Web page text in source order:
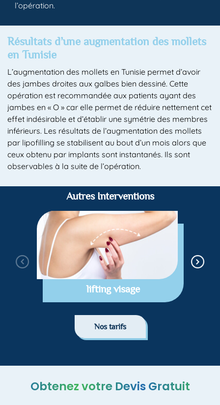
l’opération.
Résultats d’une augmentation des mollets
en Tunisie
L’augmentation des mollets en Tunisie permet d’avoir
des jambes droites aux galbes bien dessiné. Cette
opération est recommandée aux patients ayant des
jambes en « O » car elle permet de réduire nettement cet
effet indésirable et d’établir une symétrie des membres
inférieurs. Les résultats de l’augmentation des mollets
par lipofilling se stabilisent au bout d’un mois alors que
ceux obtenu par implants sont instantanés. Ils sont
observables à la suite de l’opération.
Autres Interventions
lifting visage
Nos tarifs
Obtenez votre Devis Gratuit